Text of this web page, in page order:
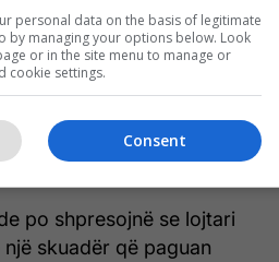
që Moriba t'i bashkohet
të dalë lojtar i lirë nga
po shpresojnë se lojtari
skuadër që paguan
personal data on the basis of legitimate
by managing your options below. Look
or in the site menu to manage or
cookie settings.
Consent